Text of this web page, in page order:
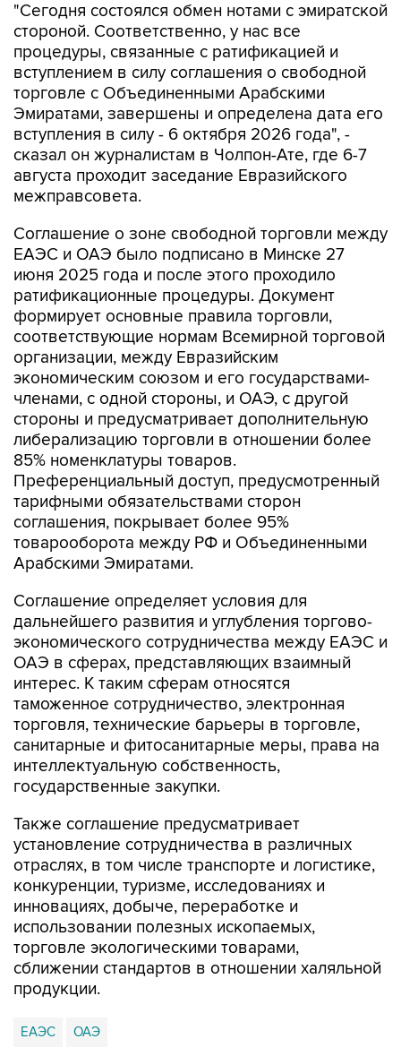
"Сегодня состоялся обмен нотами с эмиратской
стороной. Соответственно, у нас все
процедуры, связанные с ратификацией и
вступлением в силу соглашения о свободной
торговле с Объединенными Арабскими
Эмиратами, завершены и определена дата его
вступления в силу - 6 октября 2026 года", -
сказал он журналистам в Чолпон-Ате, где 6-7
августа проходит заседание Евразийского
межправсовета.
Соглашение о зоне свободной торговли между
ЕАЭС и ОАЭ было подписано в Минске 27
июня 2025 года и после этого проходило
ратификационные процедуры. Документ
формирует основные правила торговли,
соответствующие нормам Всемирной торговой
организации, между Евразийским
экономическим союзом и его государствами-
членами, с одной стороны, и ОАЭ, с другой
стороны и предусматривает дополнительную
либерализацию торговли в отношении более
85% номенклатуры товаров.
Преференциальный доступ, предусмотренный
тарифными обязательствами сторон
соглашения, покрывает более 95%
товарооборота между РФ и Объединенными
Арабскими Эмиратами.
Соглашение определяет условия для
дальнейшего развития и углубления торгово-
экономического сотрудничества между ЕАЭС и
ОАЭ в сферах, представляющих взаимный
интерес. К таким сферам относятся
таможенное сотрудничество, электронная
торговля, технические барьеры в торговле,
санитарные и фитосанитарные меры, права на
интеллектуальную собственность,
государственные закупки.
Также соглашение предусматривает
установление сотрудничества в различных
отраслях, в том числе транспорте и логистике,
конкуренции, туризме, исследованиях и
инновациях, добыче, переработке и
использовании полезных ископаемых,
торговле экологическими товарами,
сближении стандартов в отношении халяльной
продукции.
ЕАЭС ОАЭ